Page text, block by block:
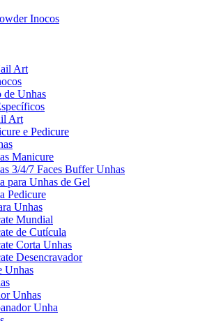
Inocos
Art
de Unhas
Art
e Pedicure
Manicure
3/4/7 Faces Buffer Unhas
para Unhas de Gel
Pedicure
Unhas
Mundial
de Cutícula
Corta Unhas
Desencravador
Unhas
Unhas
Unha